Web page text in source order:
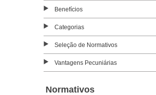
Benefícios
Categorias
Seleção de Normativos
Vantagens Pecuniárias
Normativos